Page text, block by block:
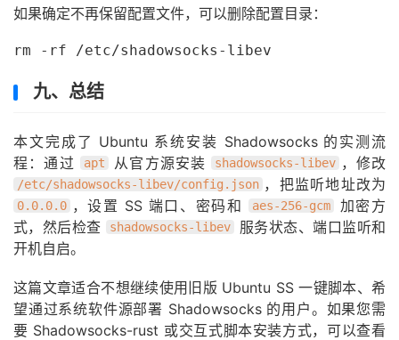
如果确定不再保留配置文件，可以删除配置目录：
rm -rf /etc/shadowsocks-libev
九、总结
本文完成了 Ubuntu 系统安装 Shadowsocks 的实测流
程：通过
apt 从官方源安装 shadowsocks-libev ，修改
/etc/shadowsocks-libev/config.json ，把监听地址改为
0.0.0.0 ，设置 SS 端口、密码和 aes-256-gcm
加密方
式，然后检查
shadowsocks-libev
服务状态、端口监听和
开机自启。
这篇文章适合不想继续使用旧版 Ubuntu SS 一键脚本、希
望通过系统软件源部署 Shadowsocks 的用户。如果您需
要 Shadowsocks-rust 或交互式脚本安装方式，可以查看